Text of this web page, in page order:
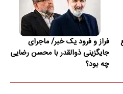
فراز و فرود یک خبر/ ماجرای
جایگزینی ذوالقدر با محسن رضایی
چه بود؟